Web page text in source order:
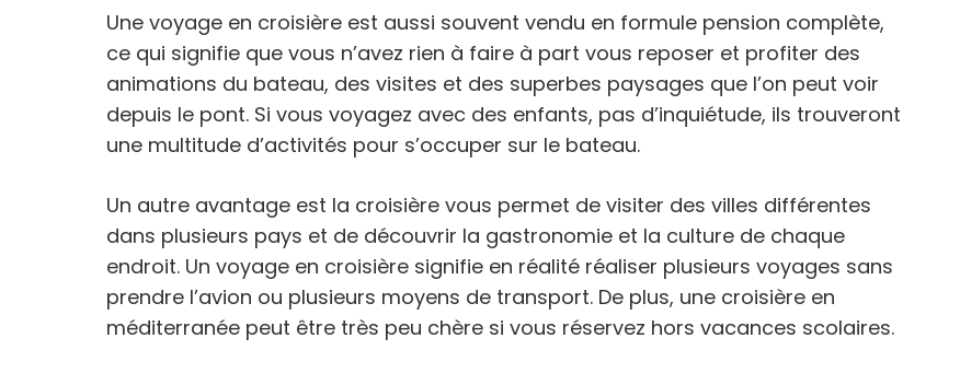
Une voyage en croisière est aussi souvent vendu en formule pension complète,
ce qui signifie que vous n’avez rien à faire à part vous reposer et profiter des
animations du bateau, des visites et des superbes paysages que l’on peut voir
depuis le pont. Si vous voyagez avec des enfants, pas d’inquiétude, ils trouveront
une multitude d’activités pour s’occuper sur le bateau.
Un autre avantage est la croisière vous permet de visiter des villes différentes
dans plusieurs pays et de découvrir la gastronomie et la culture de chaque
endroit. Un voyage en croisière signifie en réalité réaliser plusieurs voyages sans
prendre l’avion ou plusieurs moyens de transport. De plus, une croisière en
méditerranée peut être très peu chère si vous réservez hors vacances scolaires.